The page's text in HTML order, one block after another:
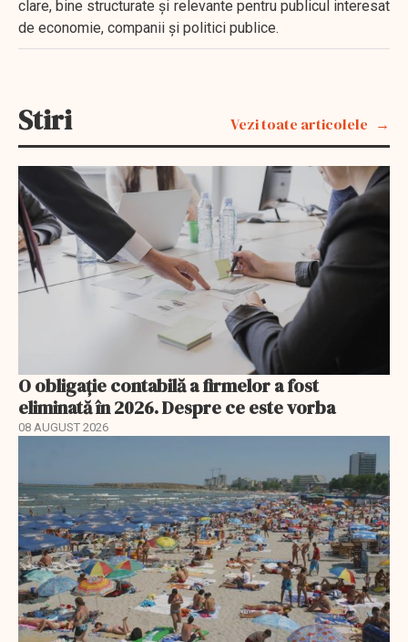
clare, bine structurate și relevante pentru publicul interesat
de economie, companii și politici publice.
Stiri Vezi toate articolele
O obligație contabilă a firmelor a fost
eliminată în 2026. Despre ce este vorba
08 AUGUST 2026